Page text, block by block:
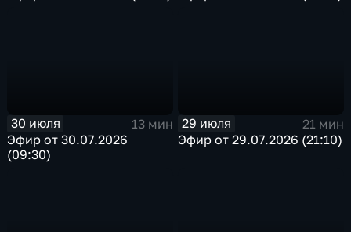
30 июля
13 мин
Эфир от 30.07.2026
(09:30)
29 июля
21 мин
Эфир от 29.07.2026 (21:10)